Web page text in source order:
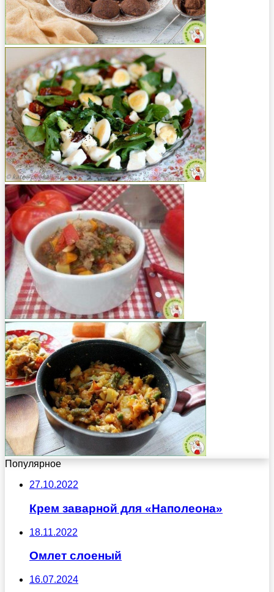
Популярное
27.10.2022
Крем заварной для «Наполеона»
18.11.2022
Омлет слоеный
16.07.2024